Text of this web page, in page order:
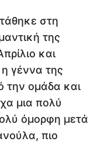
στη
της
και
γέννα της
την ομάδα και
μια πολύ
όμορφη μετά
πιο